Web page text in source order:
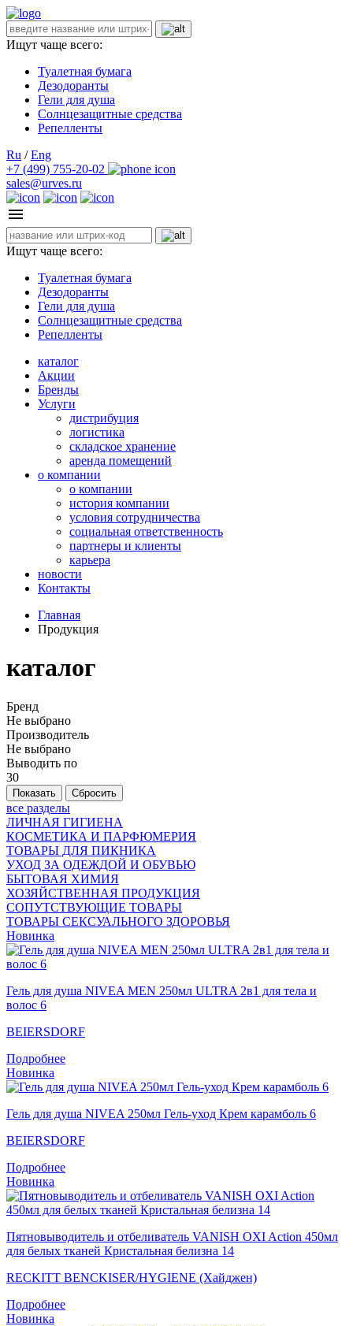
Ищут чаще всего:
Туалетная бумага
Дезодоранты
Гели для душа
Солнцезащитные средства
Репелленты
Ru / Eng
+7 (499) 755-20-02
sales@urves.ru
Ищут чаще всего:
Туалетная бумага
Дезодоранты
Гели для душа
Солнцезащитные средства
Репелленты
каталог
Акции
Бренды
Услуги
дистрибуция
логистика
складское хранение
аренда помещений
о компании
о компании
история компании
условия сотрудничества
социальная ответственность
партнеры и клиенты
карьера
новости
Контакты
Главная
Продукция
каталог
Бренд
Не выбрано
Производитель
Не выбрано
Выводить по
30
все разделы
ЛИЧНАЯ ГИГИЕНА
КОСМЕТИКА И ПАРФЮМЕРИЯ
ТОВАРЫ ДЛЯ ПИКНИКА
УХОД ЗА ОДЕЖДОЙ И ОБУВЬЮ
БЫТОВАЯ ХИМИЯ
ХОЗЯЙСТВЕННАЯ ПРОДУКЦИЯ
СОПУТСТВУЮЩИЕ ТОВАРЫ
ТОВАРЫ СЕКСУАЛЬНОГО ЗДОРОВЬЯ
Новинка
Гель для душа NIVEA MEN 250мл ULTRA 2в1 для тела и
волос 6
BEIERSDORF
Подробнее
Новинка
Гель для душа NIVEA 250мл Гель-уход Крем карамболь 6
BEIERSDORF
Подробнее
Новинка
Пятновыводитель и отбеливатель VANISH OXI Action 450мл
для белых тканей Кристальная белизна 14
RECKITT BENCKISER/HYGIENE (Хайджен)
Подробнее
Новинка